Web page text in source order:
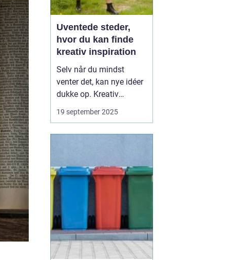
Uventede steder,
hvor du kan finde
kreativ inspiration
Selv når du mindst
venter det, kan nye idéer
dukke op. Kreativ
inspiration behøver ikke
komme fra klassiske
detaljer, steder du måske
overser, eller si...
19 september 2025